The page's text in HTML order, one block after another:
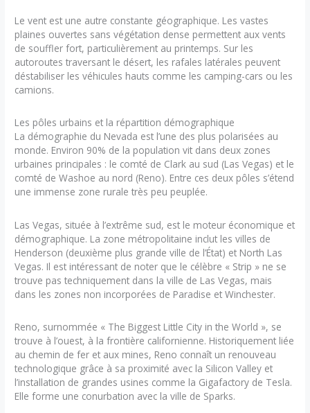
Le vent est une autre constante géographique. Les vastes
plaines ouvertes sans végétation dense permettent aux vents
de souffler fort, particulièrement au printemps. Sur les
autoroutes traversant le désert, les rafales latérales peuvent
déstabiliser les véhicules hauts comme les camping-cars ou les
camions.
Les pôles urbains et la répartition démographique
La démographie du Nevada est l’une des plus polarisées au
monde. Environ 90% de la population vit dans deux zones
urbaines principales : le comté de Clark au sud (Las Vegas) et le
comté de Washoe au nord (Reno). Entre ces deux pôles s’étend
une immense zone rurale très peu peuplée.
Las Vegas, située à l’extrême sud, est le moteur économique et
démographique. La zone métropolitaine inclut les villes de
Henderson (deuxième plus grande ville de l’État) et North Las
Vegas. Il est intéressant de noter que le célèbre « Strip » ne se
trouve pas techniquement dans la ville de Las Vegas, mais
dans les zones non incorporées de Paradise et Winchester.
Reno, surnommée « The Biggest Little City in the World », se
trouve à l’ouest, à la frontière californienne. Historiquement liée
au chemin de fer et aux mines, Reno connaît un renouveau
technologique grâce à sa proximité avec la Silicon Valley et
l’installation de grandes usines comme la Gigafactory de Tesla.
Elle forme une conurbation avec la ville de Sparks.